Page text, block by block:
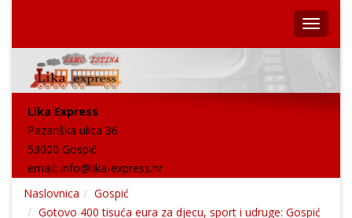
Lika Express
Pazariška ulica 36
53000 Gospić
email: info@lika-express.hr
Naslovnica
Gospić
Gotovo 400 tisuća eura za djecu, sport i udruge: Gospić